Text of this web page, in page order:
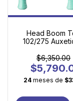
Head Boom
102/275
Empezar a
$6,350.00
24 meses de